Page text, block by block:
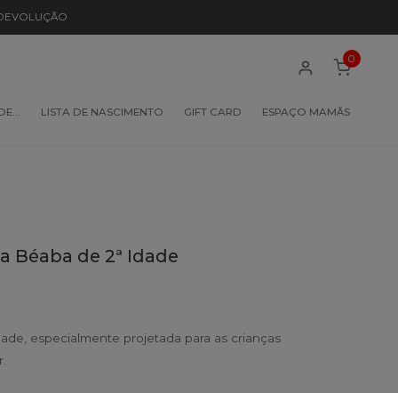
LISTA DE NASCIMENTO GIFT CARD ESPAÇO MAMÃS
0
Béaba de 2ª Idade
especialmente projetada para as crianças